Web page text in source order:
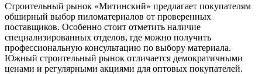
Строительный рынок «Митинский» предлагает покупателям
обширный выбор пиломатериалов от проверенных
поставщиков. Особенно стоит отметить наличие
специализированных отделов, где можно получить
профессиональную консультацию по выбору материала.
Южный строительный рынок отличается демократичными
ценами и регулярными акциями для оптовых покупателей.